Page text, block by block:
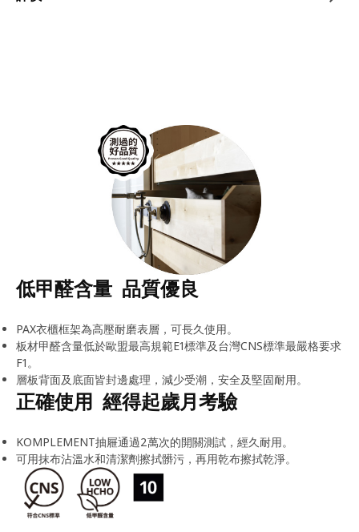
低甲醛含量 品質優良
PAX衣櫃框架為高壓耐磨表層，可長久使用。
板材甲醛含量低於歐盟最高規範E1標準及台灣CNS標準最嚴格要求
F1。
層板背面及底面皆封邊處理，減少受潮，安全及堅固耐用。
正確使用 經得起歲月考驗
KOMPLEMENT抽屜通過2萬次的開關測試，經久耐用。
可用抹布沾溫水和清潔劑擦拭髒污，再用乾布擦拭乾淨。